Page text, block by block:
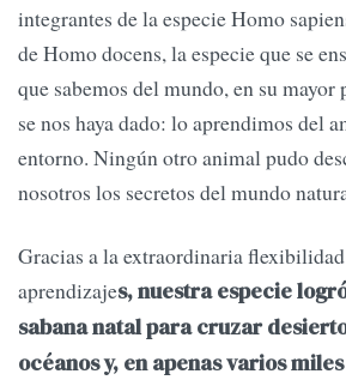
integrantes de la especie Homo
de Homo docens, la especie que se
que sabemos del mundo, en su mayor
se nos haya dado: lo aprendimos del
entorno. Ningún otro animal pudo
nosotros los secretos del mundo
Gracias a la extraordinaria flexibilidad
aprendizajes, nuestra especie
sabana natal para cruzar
océanos y, en apenas varios